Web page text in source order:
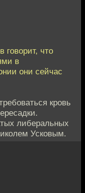
говорит, что
в
они сейчас
кровь
либеральных
Усковым.